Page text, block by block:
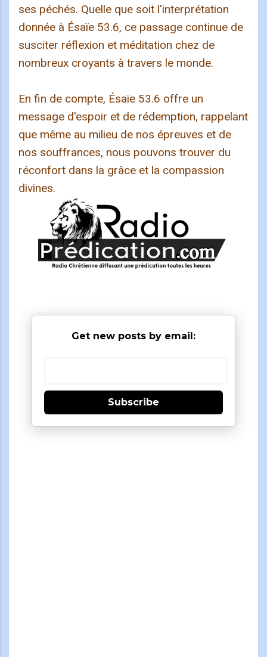
ses péchés. Quelle que soit l'interprétation
donnée à Ésaïe 53.6, ce passage continue de
susciter réflexion et méditation chez de
nombreux croyants à travers le monde.
En fin de compte, Ésaïe 53.6 offre un
message d'espoir et de rédemption, rappelant
que même au milieu de nos épreuves et de
nos souffrances, nous pouvons trouver du
réconfort dans la grâce et la compassion
divines.
Get new posts by email:
Subscribe